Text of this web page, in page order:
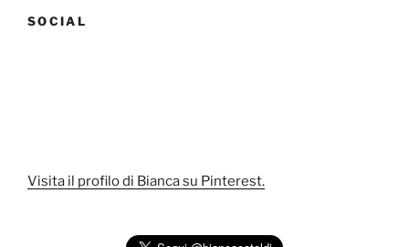
SOCIAL
Visita il profilo di Bianca su Pinterest.